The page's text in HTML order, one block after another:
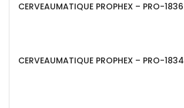
CERVEAUMATIQUE PROPHEX – PRO-1836
CERVEAUMATIQUE PROPHEX – PRO-1834